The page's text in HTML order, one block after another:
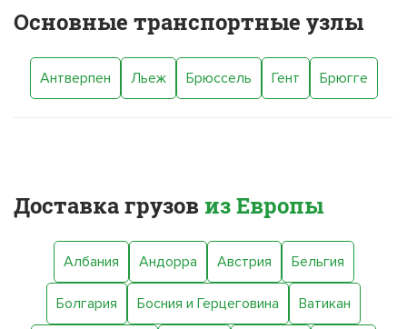
Основные транспортные узлы
Антверпен Льеж Брюссель Гент Брюгге
Доставка грузов из Европы
Албания Андорра Австрия Бельгия
Болгария Босния и Герцеговина Ватикан